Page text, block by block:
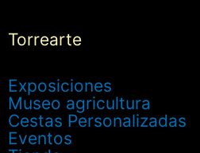
Torrearte
Exposiciones
Museo agricultura
Cestas Personalizadas
Eventos